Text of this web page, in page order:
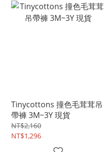
Tinycottons 撞色毛茸茸吊
帶褲 3M~3Y 現貨
NT$2,160
NT$1,296